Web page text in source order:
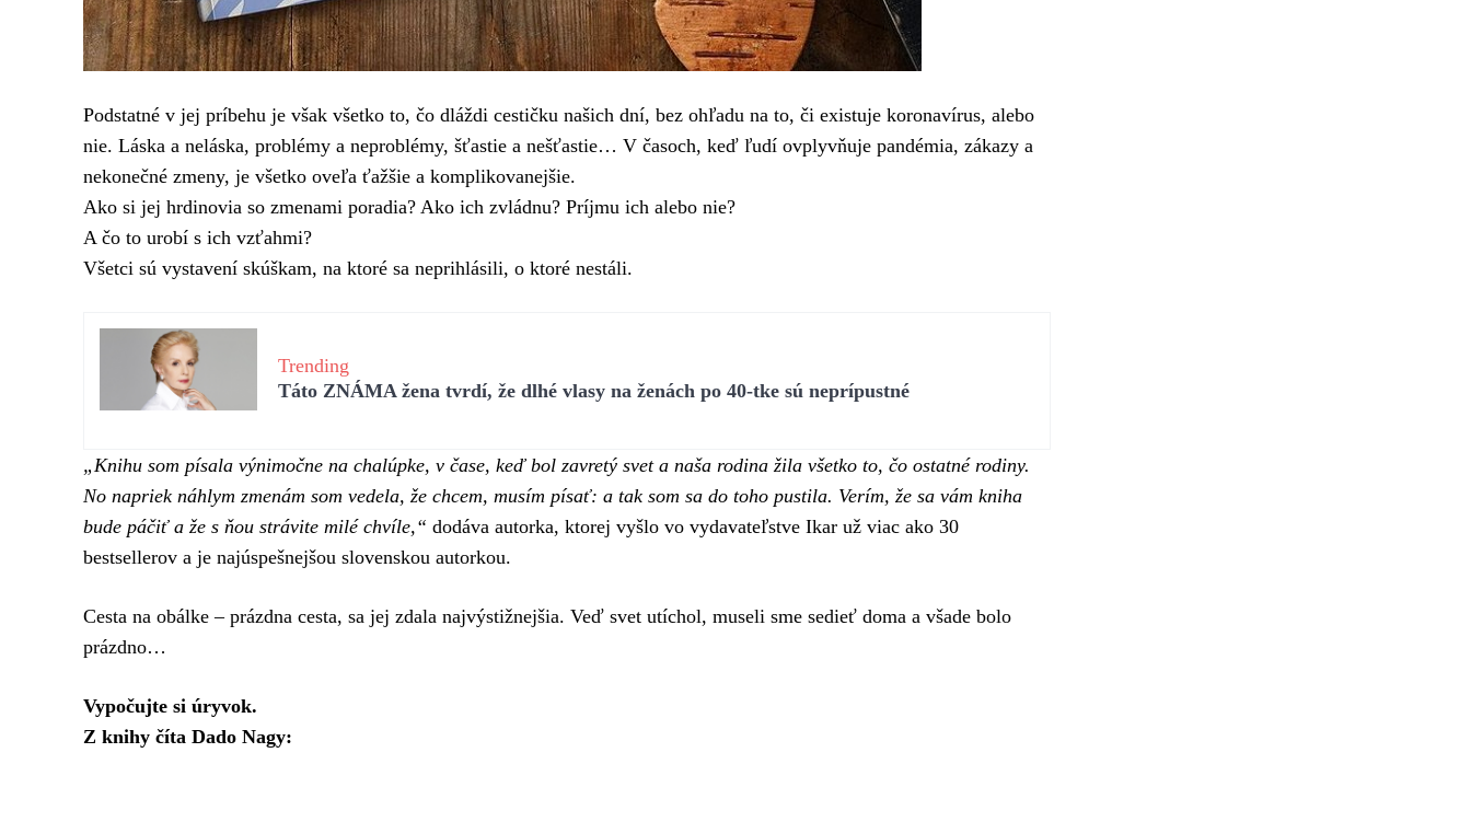
Podstatné v jej príbehu je však všetko to, čo dláždi cestičku našich dní, bez ohľadu na to, či existuje koronavírus, alebo
nie. Láska a neláska, problémy a neproblémy, šťastie a nešťastie… V časoch, keď ľudí ovplyvňuje pandémia, zákazy a
nekonečné zmeny, je všetko oveľa ťažšie a komplikovanejšie.
Ako si jej hrdinovia so zmenami poradia? Ako ich zvládnu? Príjmu ich alebo nie?
A čo to urobí s ich vzťahmi?
Všetci sú vystavení skúškam, na ktoré sa neprihlásili, o ktoré nestáli.
Trending
Táto ZNÁMA žena tvrdí, že dlhé vlasy na ženách po 40-tke sú neprípustné
„Knihu som písala výnimočne na chalúpke, v čase, keď bol zavretý svet a naša rodina žila všetko to, čo ostatné rodiny.
No napriek náhlym zmenám som vedela, že chcem, musím písať: a tak som sa do toho pustila. Verím, že sa vám kniha
bude páčiť a že s ňou strávite milé chvíle,“ dodáva autorka, ktorej vyšlo vo vydavateľstve Ikar už viac ako 30
bestsellerov a je najúspešnejšou slovenskou autorkou.
Cesta na obálke ‒ prázdna cesta, sa jej zdala najvýstižnejšia. Veď svet utíchol, museli sme sedieť doma a všade bolo
prázdno…
Vypočujte si úryvok.
Z knihy číta Dado Nagy: